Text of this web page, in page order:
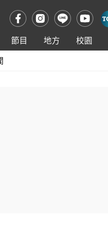
節目 地方
校園